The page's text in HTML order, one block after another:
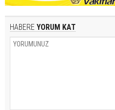
HABERE YORUM KAT